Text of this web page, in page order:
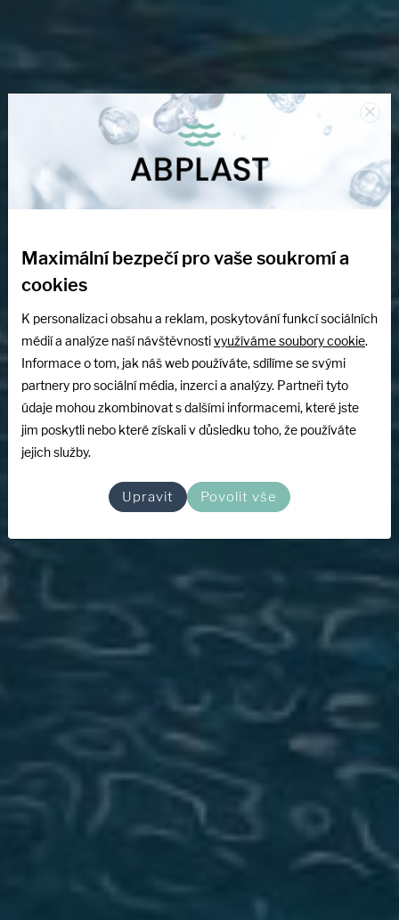
Luxusní bazény
Více než 20 let zkušeností s výrobou
plastových bazénů z polypropylenu. Kvalita,
na kterou se můžete spolehnout.
×
Maximální bezpečí pro vaše soukromí a
cookies
K personalizaci obsahu a reklam, poskytování funkcí sociálních
médií a analýze naší návštěvnostivyužíváme soubory cookie.
Informace o tom, jak náš web používáte, sdílíme se svými
partnery pro sociální média, inzerci a analýzy. Partneři tyto
údaje mohou zkombinovat s dalšími informacemi, které jste
jim poskytli nebo které získali v důsledku toho, že používáte
jejich služby.
Upravit Povolit vše